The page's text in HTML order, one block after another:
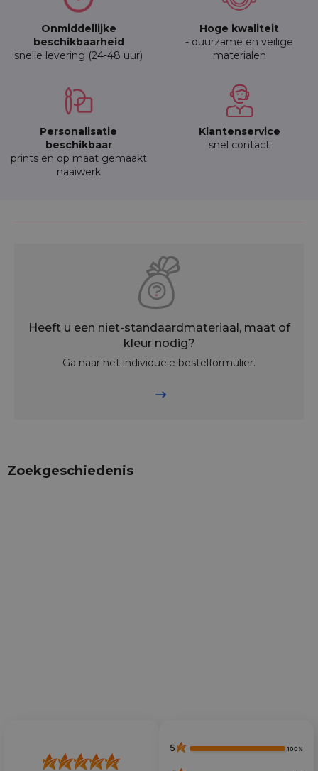
Onmiddellijke
beschikbaarheid
snelle levering (24-48 uur)
Hoge kwaliteit
- duurzame en veilige
materialen
Personalisatie
beschikbaar
prints en op maat gemaakt
naaiwerk
Klantenservice
snel contact
Heeft u een niet-standaardmateriaal, maat of
kleur nodig?
Ga naar het individuele bestelformulier.
Zoekgeschiedenis
5 100%